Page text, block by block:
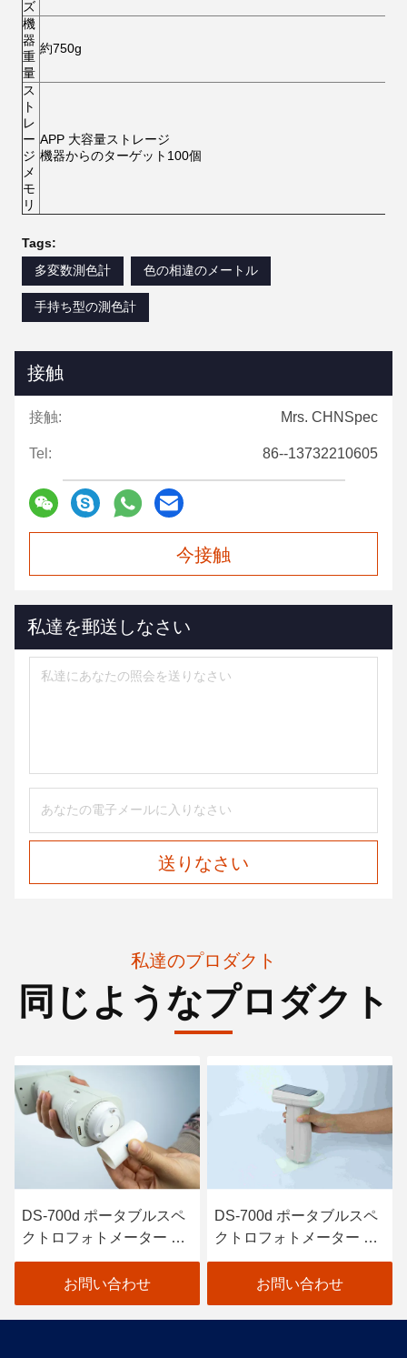
ズ
機
器
重
量
約750g
ス
ト
レ
ー
ジ
メ
モ
リ
APP 大容量ストレージ
機器からのターゲット100個
Tags:
多変数測色計
色の相違のメートル
手持ち型の測色計
接触
接触: Mrs. CHNSpec
Tel: 86--13732210605
今接触
私達を郵送しなさい
送りなさい
私達のプロダクト
同じようなプロダクト
DS-700d ポータブルスペ
クトロフォトメーター プ
ラスチック塗装コーティ
ング繊維産業用色計
お問い合わせ
DS-700Dスペクトロフォ
トメーター 優れた重複性
と器具間の一致性
お問い合わせ